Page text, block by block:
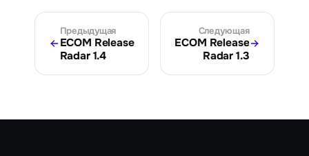
Предыдущая
ECOM Release
Radar 1.4
Следующая
ECOM Release
Radar 1.3